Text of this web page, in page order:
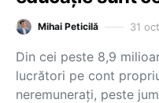
Mihai Peticilă 31
Din cei peste 8,9
lucrători pe cont
neremunerați, peste